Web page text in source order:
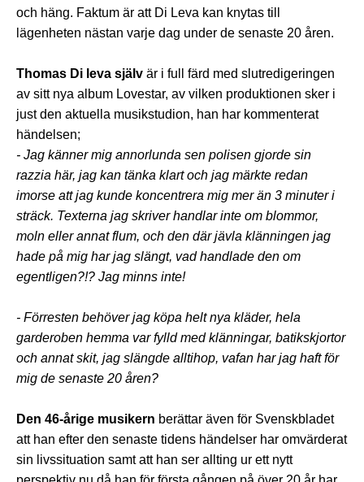
och häng. Faktum är att Di Leva kan knytas till
lägenheten nästan varje dag under de senaste 20 åren.
Thomas Di leva själv är i full färd med slutredigeringen
av sitt nya album Lovestar, av vilken produktionen sker i
just den aktuella musikstudion, han har kommenterat
händelsen;
- Jag känner mig annorlunda sen polisen gjorde sin
razzia här, jag kan tänka klart och jag märkte redan
imorse att jag kunde koncentrera mig mer än 3 minuter i
sträck. Texterna jag skriver handlar inte om blommor,
moln eller annat flum, och den där jävla klänningen jag
hade på mig har jag slängt, vad handlade den om
egentligen?!? Jag minns inte!
- Förresten behöver jag köpa helt nya kläder, hela
garderoben hemma var fylld med klänningar, batikskjortor
och annat skit, jag slängde alltihop, vafan har jag haft för
mig de senaste 20 åren?
Den 46-årige musikern berättar även för Svenskbladet
att han efter den senaste tidens händelser har omvärderat
sin livssituation samt att han ser allting ur ett nytt